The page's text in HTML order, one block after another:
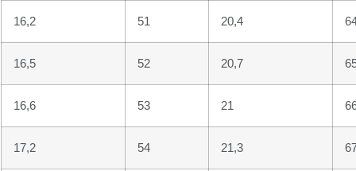
16,2 51 20,4
16,5 52 20,7
16,6 53 21
17,2 54 21,3